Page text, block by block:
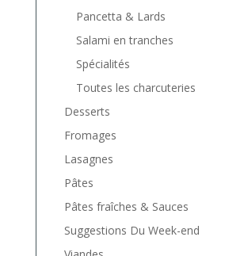
Pancetta & Lards
Salami en tranches
Spécialités
Toutes les charcuteries
Desserts
Fromages
Lasagnes
Pâtes
Pâtes fraîches & Sauces
Suggestions Du Week-end